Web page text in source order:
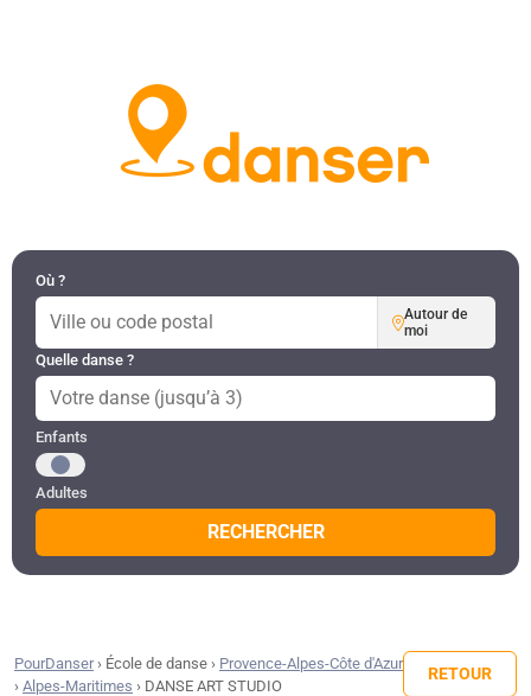
Où ?
Autour de
moi
Quelle danse ?
Public recherché
Enfants
Adultes
RECHERCHER
PourDanser› École de danse › Provence-Alpes-Côte d'Azur
› Alpes-Maritimes › DANSE ART STUDIO
RETOUR